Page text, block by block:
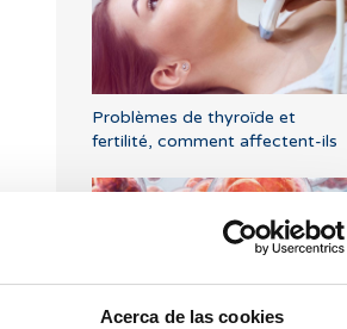
Acerca de las cookies
Problèmes de thyroïde et
fertilité, comment affectent-ils